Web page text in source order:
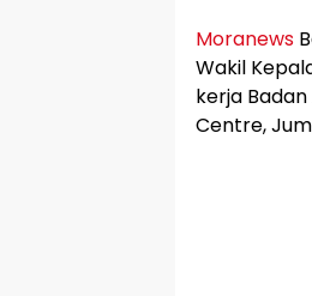
Moranews
Wakil
kerja
Centre,